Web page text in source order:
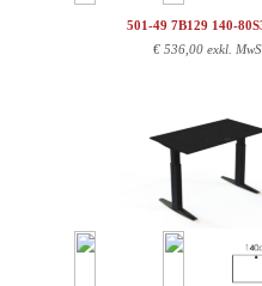
501-49 7B129 140-
€536,00 exkl.